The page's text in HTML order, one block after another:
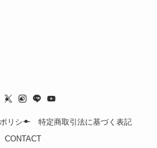
リシー
特定商取引法に基づく表記
CONTACT